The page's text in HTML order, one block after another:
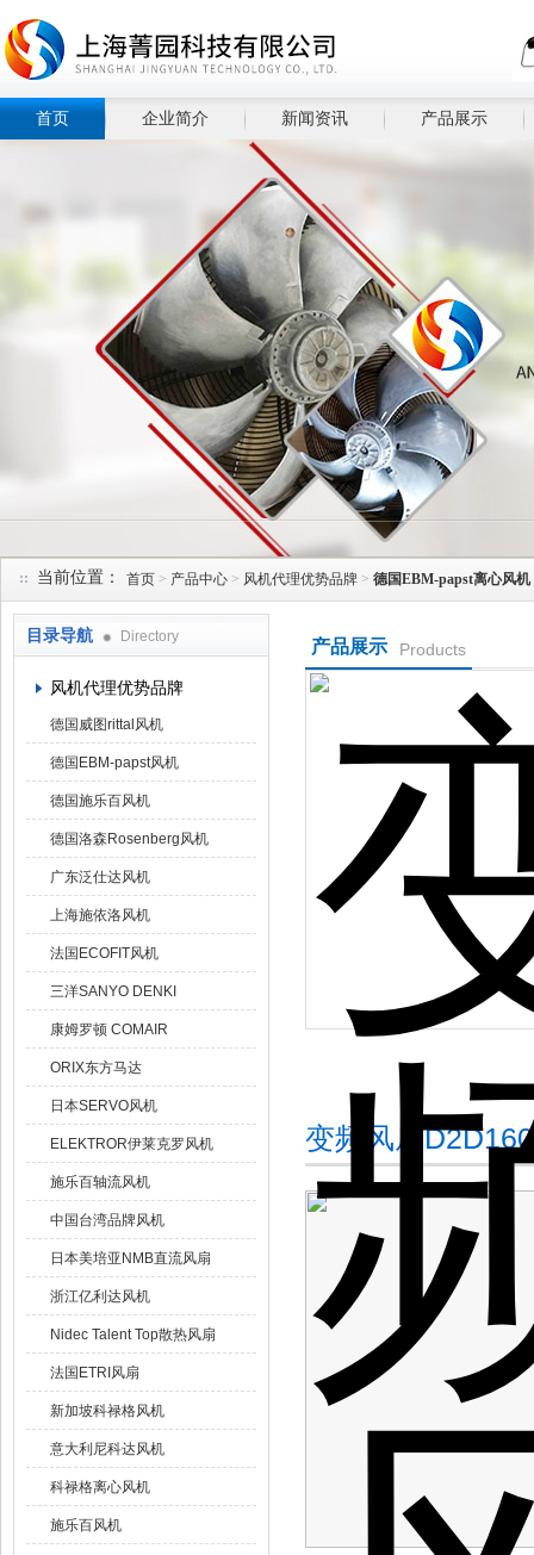
首页 企业简介 新闻资讯 产品展示
当前位置： 首页 > 产品中心 > 风机代理优势品牌 > 德国EBM-papst离心风机
目录导航 Directory
风机代理优势品牌
德国威图rittal风机
德国EBM-papst风机
德国施乐百风机
德国洛森Rosenberg风机
广东泛仕达风机
上海施依洛风机
法国ECOFIT风机
三洋SANYO DENKI
康姆罗顿 COMAIR
ORIX东方马达
日本SERVO风机
ELEKTROR伊莱克罗风机
施乐百轴流风机
中国台湾品牌风机
日本美培亚NMB直流风扇
浙江亿利达风机
Nidec Talent Top散热风扇
法国ETRI风扇
新加坡科禄格风机
意大利尼科达风机
科禄格离心风机
施乐百风机
产品展示 Products
变频风扇